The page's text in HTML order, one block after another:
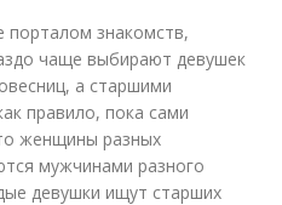
порталом знакомств,
чаще выбирают девушек
а старшими
правило, пока сами
женщины разных
мужчинами разного
девушки ищут старших